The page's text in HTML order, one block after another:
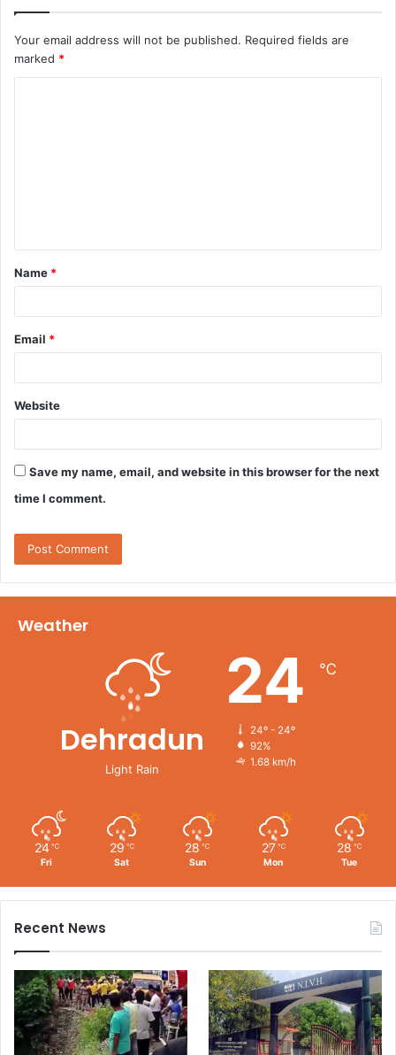
Your email address will not be published. Required fields are
marked *
t
*
Name *
Email *
Website
Save my name, email, and website in this browser for the next
time I comment.
Weather
Dehradun
Light Rain
24 ℃
24º - 24º
92%
1.68 km/h
24 ℃
Fri
29 ℃
Sat
28 ℃
Sun
27 ℃
Mon
28 ℃
Tue
Recent News